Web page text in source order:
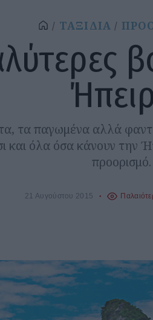
ΤΑΞΙΔΙΑ
τα παγωμένα αλλά
και όλα όσα κάνουν την
προορισμό.
21 Αυγούστου 2015